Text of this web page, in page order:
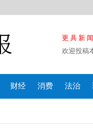
更具新
欢迎投稿
财经 消费 法治